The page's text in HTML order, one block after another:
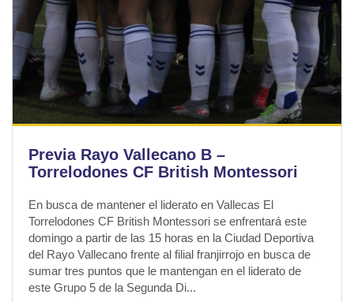
Previa Rayo Vallecano B –
Torrelodones CF British Montessori
En busca de mantener el liderato en Vallecas El
Torrelodones CF British Montessori se enfrentará este
domingo a partir de las 15 horas en la Ciudad Deportiva
del Rayo Vallecano frente al filial franjirrojo en busca de
sumar tres puntos que le mantengan en el liderato de
este Grupo 5 de la Segunda Di...